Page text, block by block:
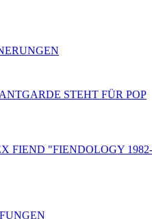
STEHT FÜR POP
FIEND "FIENDOLOGY